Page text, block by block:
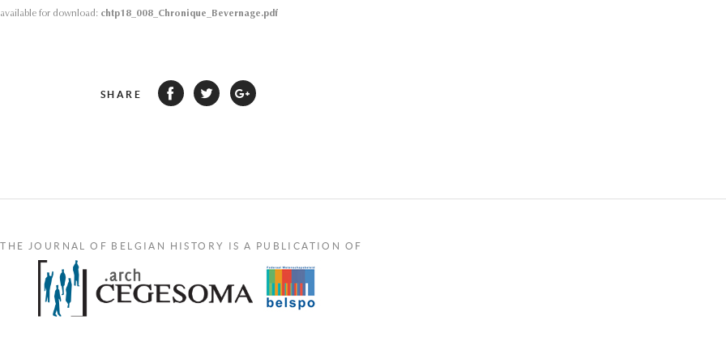
available for download: chtp18_008_Chronique_Bevernage.pdf
SHARE
THE JOURNAL OF BELGIAN HISTORY IS A PUBLICATION OF